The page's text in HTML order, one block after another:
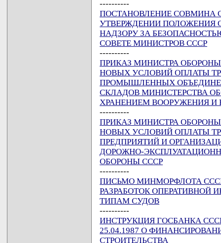
----------
ПОСТАНОВЛЕНИЕ СОВМИНА
УТВЕРЖДЕНИИ ПОЛОЖЕНИЯ
НАДЗОРУ ЗА
СОВЕТЕ МИНИСТРОВ СССР
----------
ПРИКАЗ МИНИСТРА ОБОРОНЫ
НОВЫХ УСЛОВИЙ ОПЛАТЫ
ПРОМЫШЛЕННЫХ
СКЛАДОВ МИНИСТЕРСТВА
ХРАНЕНИЕМ ВООРУЖЕНИЯ И
----------
ПРИКАЗ МИНИСТРА ОБОРОНЫ
НОВЫХ УСЛОВИЙ ОПЛАТЫ
ПРЕДПРИЯТИЙ И
ДОРОЖНО-
ОБОРОНЫ СССР
----------
ПИСЬМО МИНМОРФЛОТА СССР
РАЗРАБОТОК
ТИПАМ СУДОВ
----------
ИНСТРУКЦИЯ ГОСБАНКА
25.04.1987 О
СТРОИТЕЛЬСТВА